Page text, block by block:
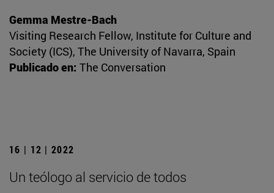
Gemma Mestre-Bach
Visiting Research Fellow, Institute for Culture and
Society (ICS), The University of Navarra, Spain
Publicado en: The Conversation
16 | 12 | 2022
Un teólogo al servicio de todos